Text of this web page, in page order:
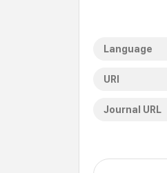
Language
URI
Journal URL